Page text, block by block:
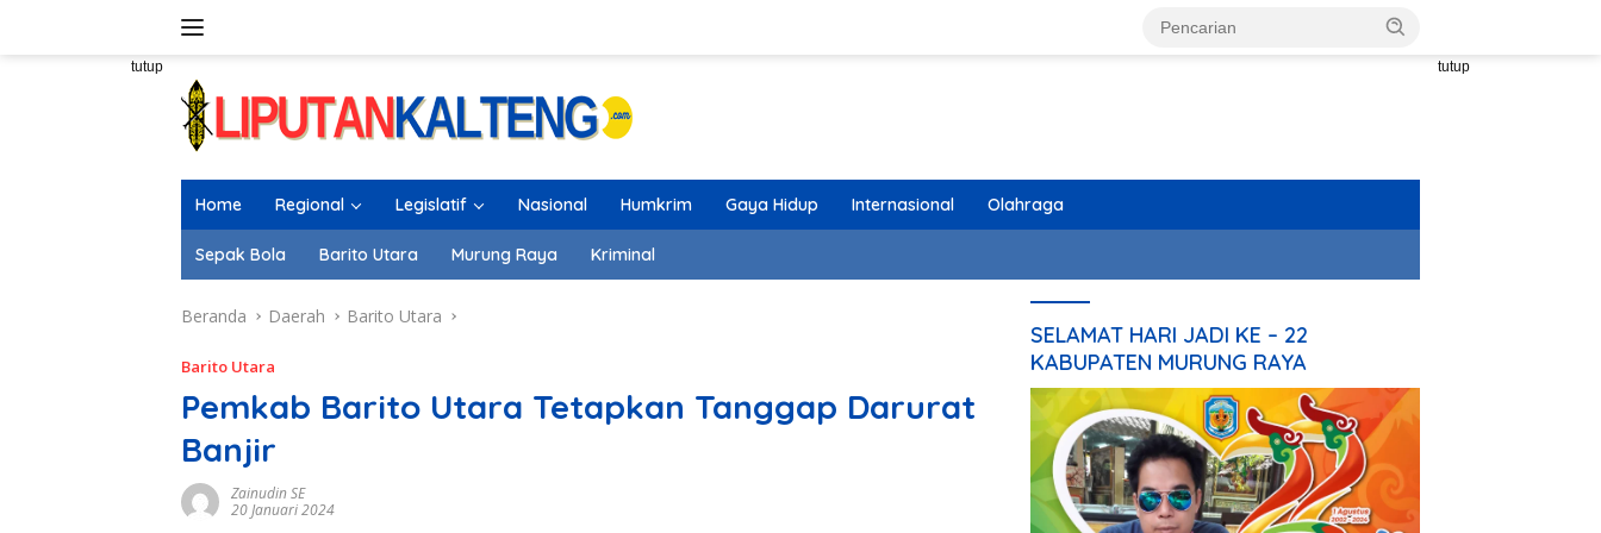
tutup tutup
Home Regional Legislatif Nasional Humkrim Gaya Hidup Internasional Olahraga
Sepak Bola Barito Utara Murung Raya Kriminal
Beranda Daerah Barito Utara
Barito Utara
Pemkab Barito Utara Tetapkan Tanggap Darurat
Banjir
Zainudin SE
20 Januari 2024
SELAMAT HARI JADI KE – 22
KABUPATEN MURUNG RAYA